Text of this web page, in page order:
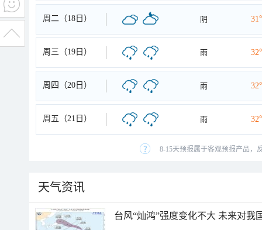
周二（18日） 阴
周三（19日） 雨
周四（20日） 雨
周五（21日） 雨
8-15天预报属于客观预报产品，
天气资讯
台风“灿鸿”强度变化不大 未来对我